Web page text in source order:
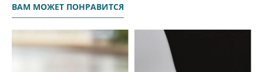
ВАМ МОЖЕТ ПОНРАВИТСЯ